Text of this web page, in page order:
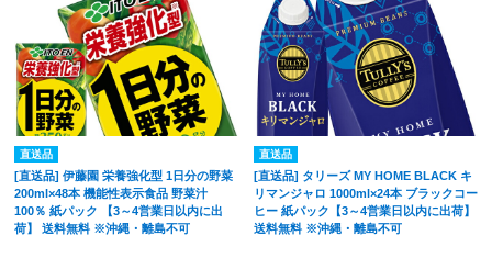
直送品
[直送品] 伊藤園 栄養強化型 1日分の野菜
200ml×48本 機能性表示食品 野菜汁
100％ 紙パック 【3～4営業日以内に出
荷】 送料無料 ※沖縄・離島不可
直送品
[直送品] タリーズ MY HOME BLACK キ
リマンジャロ 1000ml×24本 ブラックコー
ヒー 紙パック【3～4営業日以内に出荷】
送料無料 ※沖縄・離島不可